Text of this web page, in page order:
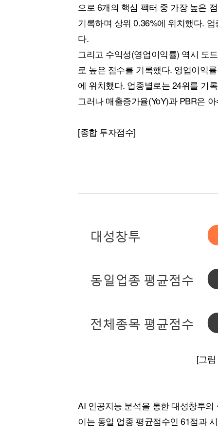
으로 6개의 핵심 팩터 중 가장 높은
기록하며 상위 0.36%에 위치했다.
다.
그리고 수익성(영업이익률) 역시 도
로 높은 점수를 기록했다. 영업이익
에 위치했다. 업종별로는 24위를 기
그러나 매출증가율(YoY)과 PBR은
[종합 투자점수]
[그
AI 인공지능 분석을 통한 대성창투
이는 동일 업종 평균점수인 61점과